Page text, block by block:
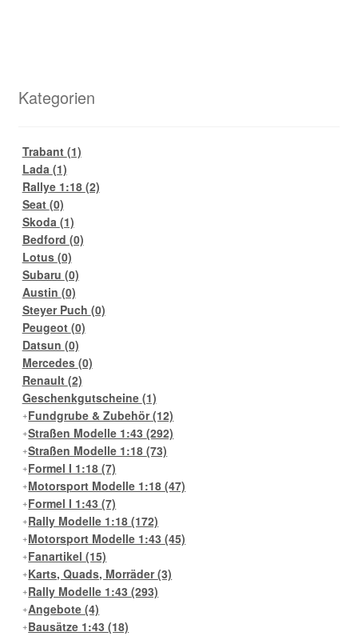
Kategorien
Trabant (1)
Lada (1)
Rallye 1:18 (2)
Seat (0)
Skoda (1)
Bedford (0)
Lotus (0)
Subaru (0)
Austin (0)
Steyer Puch (0)
Peugeot (0)
Datsun (0)
Mercedes (0)
Renault (2)
Geschenkgutscheine (1)
Fundgrube & Zubehör(12)
Straßen Modelle 1:43(292)
Straßen Modelle 1:18(73)
Formel I 1:18(7)
Motorsport Modelle 1:18(47)
Formel I 1:43(7)
Rally Modelle 1:18(172)
Motorsport Modelle 1:43(45)
Fanartikel(15)
Karts, Quads, Morräder(3)
Rally Modelle 1:43(293)
Angebote(4)
Bausätze 1:43(18)